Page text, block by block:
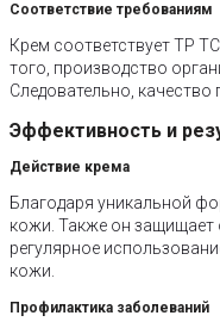
Соответствие требованиям
Крем соответствует ТР
того, производство
Следовательно, качество
Эффективность и
Действие крема
Благодаря уникальной
кожи. Также он защищает
регулярное
кожи.
Профилактика заболеваний